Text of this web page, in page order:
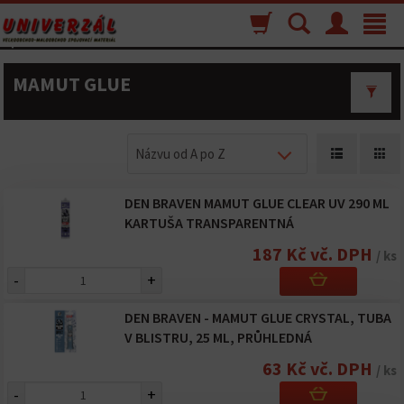
Toggle
Menu
Vyhľadávanie
Nákupný
košík
MAMUT GLUE
Názvu od A po Z
DEN BRAVEN MAMUT GLUE CLEAR UV 290 ML
KARTUŠA TRANSPARENTNÁ
187 Kč vč. DPH / ks
- +
DEN BRAVEN - MAMUT GLUE CRYSTAL, TUBA
V BLISTRU, 25 ML, PRŮHLEDNÁ
63 Kč vč. DPH / ks
- +